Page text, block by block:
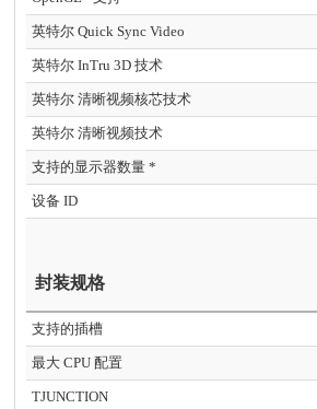
英特尔 Quick Sync Video
英特尔 InTru 3D 技术
英特尔 清晰视频核芯技术
英特尔 清晰视频技术
支持的显示器数量 *
设备 ID
封装规格
支持的插槽
最大 CPU 配置
TJUNCTION